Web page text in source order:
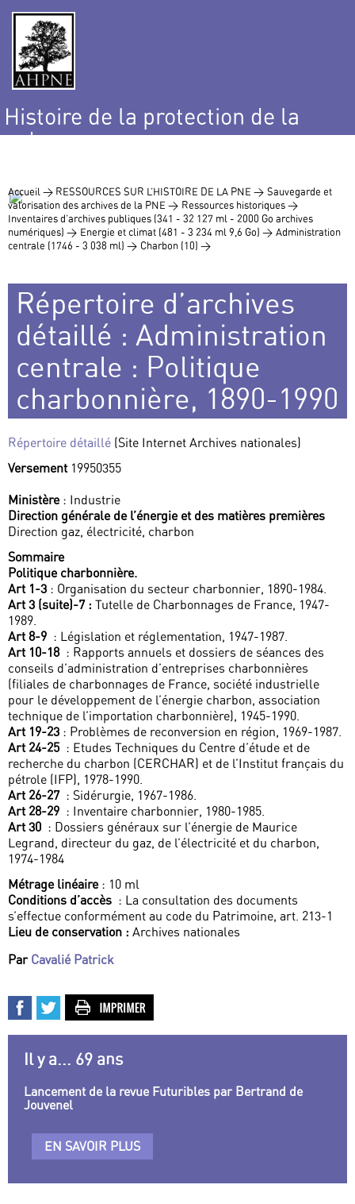
Histoire de la protection de la
nature
Accueil > RESSOURCES SUR L’HISTOIRE DE LA PNE > Sauvegarde et
valorisation des archives de la PNE > Ressources historiques >
Inventaires d’archives publiques (341 - 32 127 ml - 2000 Go archives
numériques) > Energie et climat (481 - 3 234 ml 9,6 Go) > Administration
centrale (1746 - 3 038 ml) > Charbon (10) >
Répertoire d’archives
détaillé : Administration
centrale : Politique
charbonnière, 1890-1990
Répertoire détaillé (Site Internet Archives nationales)
Versement 19950355
Ministère: Industrie
Direction générale de l’énergie et des matières premières
Direction gaz, électricité, charbon
Sommaire
Politique charbonnière.
Art 1-3 : Organisation du secteur charbonnier, 1890-1984.
Art 3 (suite)-7 : Tutelle de Charbonnages de France, 1947-
1989.
Art 8-9 : Législation et réglementation, 1947-1987.
Art 10-18 : Rapports annuels et dossiers de séances des
conseils d’administration d’entreprises charbonnières
(filiales de charbonnages de France, société industrielle
pour le développement de l’énergie charbon, association
technique de l’importation charbonnière), 1945-1990.
Art 19-23 : Problèmes de reconversion en région, 1969-1987.
Art 24-25 : Etudes Techniques du Centre d’étude et de
recherche du charbon (CERCHAR) et de l’Institut français du
pétrole (IFP), 1978-1990.
Art 26-27 : Sidérurgie, 1967-1986.
Art 28-29 : Inventaire charbonnier, 1980-1985.
Art 30 : Dossiers généraux sur l’énergie de Maurice
Legrand, directeur du gaz, de l’électricité et du charbon,
1974-1984
Métrage linéaire: 10 ml
Conditions d’accès : La consultation des documents
s’effectue conformément au code du Patrimoine, art. 213-1
Lieu de conservation : Archives nationales
Par Cavalié Patrick
Il y a... 69 ans
Lancement de la revue Futuribles par Bertrand de
Jouvenel
EN SAVOIR PLUS